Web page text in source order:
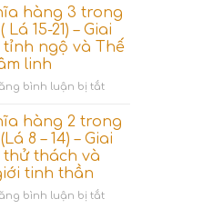
năng
lượng
nghĩa
cột
trong
ẩn
hàng 3 trong
15-21) – Giai
tỉnh ngộ và Thế
linh
bình luận bị tắtở
nghĩa
hàng
3
(
hàng 2 trong
8 – 14) – Giai
thử thách và
tinh thần
bình luận bị tắtở